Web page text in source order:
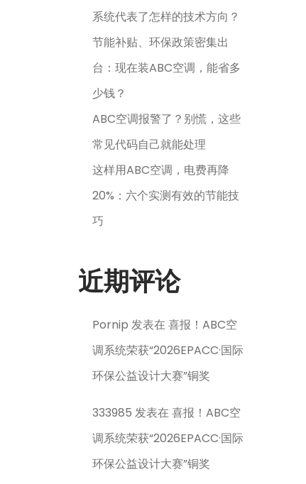
系统代表了怎样的技术方向？
节能补贴、环保政策密集出
台：现在装ABC空调，能省多
少钱？
ABC空调报警了？别慌，这些
常见代码自己就能处理
这样用ABC空调，电费再降
20%：六个实测有效的节能技
巧
近期评论
Pornip 发表在喜报！ABC空
调系统荣获“2026EPACC·国际
环保公益设计大赛”铜奖
333985 发表在喜报！ABC空
调系统荣获“2026EPACC·国际
环保公益设计大赛”铜奖